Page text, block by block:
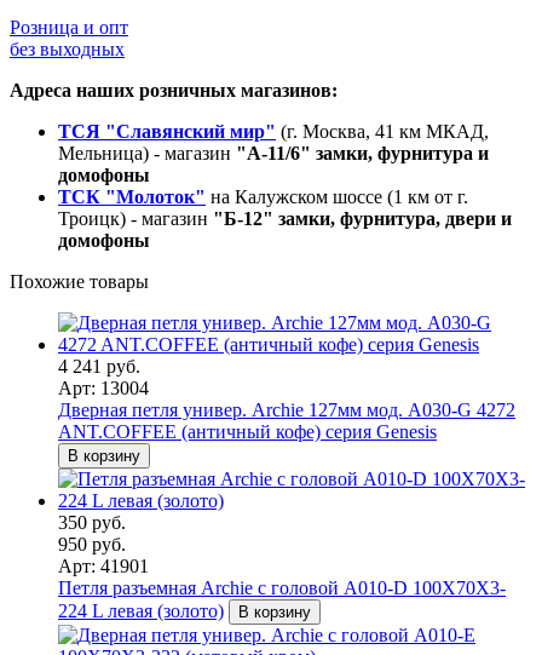
Розница и опт
без выходных
Адреса наших розничных магазинов:
ТСЯ "Славянский мир" (г. Москва, 41 км МКАД,
Мельница) - магазин "А-11/6" замки, фурнитура и
домофоны
ТСК "Молоток" на Калужском шоссе (1 км от г.
Троицк) - магазин "Б-12" замки, фурнитура, двери и
домофоны
Похожие товары
4 241 руб.
Арт: 13004
Дверная петля универ. Archie 127мм мод. A030-G 4272
ANT.COFFEE (античный кофе) серия Genesis
В корзину
350 руб.
950 руб.
Арт: 41901
Петля разъемная Archie с головой A010-D 100X70X3-
224 L левая (золото)
В корзину